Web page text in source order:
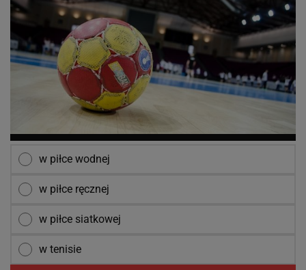
w piłce wodnej
w piłce ręcznej
w piłce siatkowej
w tenisie